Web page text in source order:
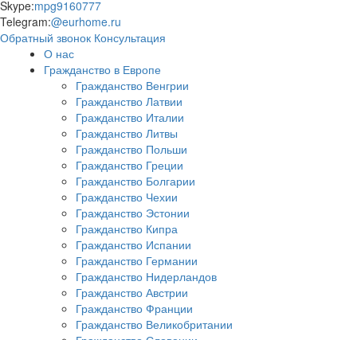
Skype:mpg9160777
Telegram:@eurhome.ru
Обратный звонок Консультация
О нас
Гражданство в Европе
Гражданство Венгрии
Гражданство Латвии
Гражданство Италии
Гражданство Литвы
Гражданство Польши
Гражданство Греции
Гражданство Болгарии
Гражданство Чехии
Гражданство Эстонии
Гражданство Кипра
Гражданство Испании
Гражданство Германии
Гражданство Нидерландов
Гражданство Австрии
Гражданство Франции
Гражданство Великобритании